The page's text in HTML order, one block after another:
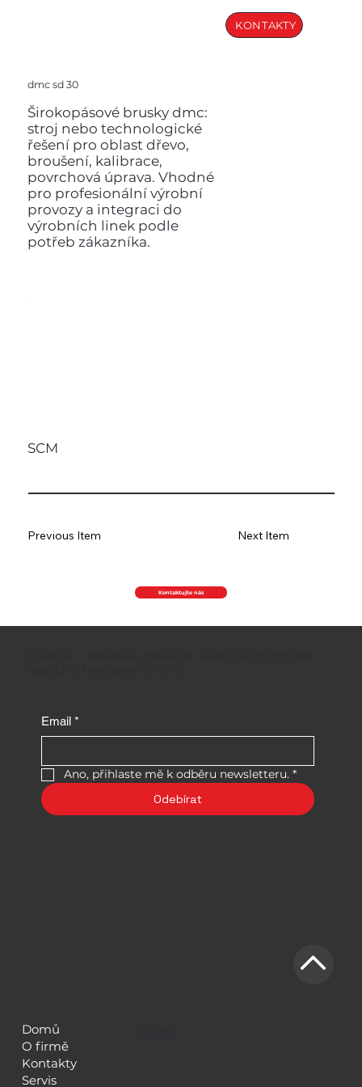
KONTAKTY
dmc sd 30
Širokopásové brusky dmc:
stroj nebo technologické
řešení pro oblast dřevo,
broušení, kalibrace,
povrchová úprava. Vhodné
pro profesionální výrobní
provozy a integraci do
výrobních linek podle
potřeb zákazníka.
SCM
Kontaktujte nás
Previous Item Next Item
Email *
Ano, přihlaste mě k odběru newsletteru. *
Odebírat
Domů
O firmě
Kontakty
Servis